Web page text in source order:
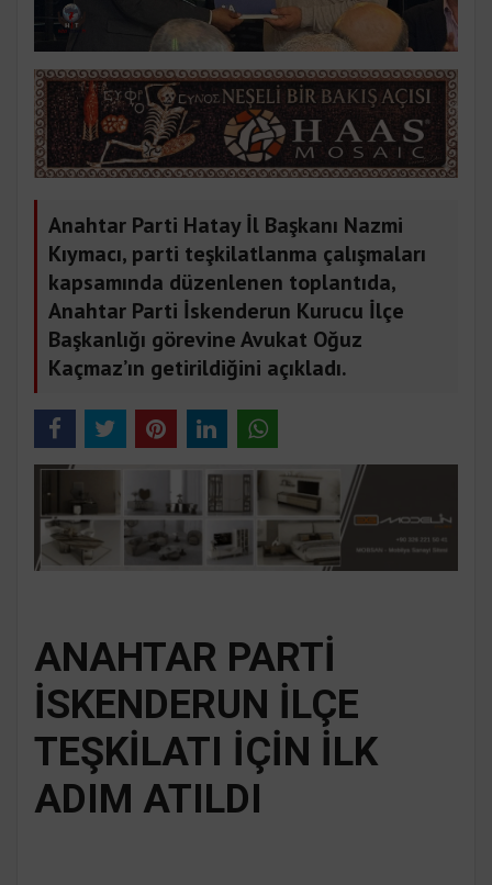
Anahtar Parti Hatay İl Başkanı Nazmi
Kıymacı, parti teşkilatlanma çalışmaları
kapsamında düzenlenen toplantıda,
Anahtar Parti İskenderun Kurucu İlçe
Başkanlığı görevine Avukat Oğuz
Kaçmaz’ın getirildiğini açıkladı.
ANAHTAR PARTİ
İSKENDERUN İLÇE
TEŞKİLATI İÇİN İLK
ADIM ATILDI